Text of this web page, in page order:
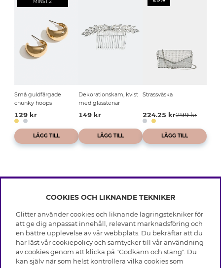
MINST 2
Små guldfärgade
chunky hoops
129 kr
LÄGG TILL
Dekorationskam, kvist
med glasstenar
149 kr
LÄGG TILL
Strassväska
224.25 kr299 kr
LÄGG TILL
INFO
Leverans
Villkor
Integritetspolicy
Cookies
Medlemsvillkor
OM GLITTER
Black Friday
Våra butiker
HJÄLP
COOKIES OCH LIKNANDE TEKNIKER
Glitter använder cookies och liknande lagringstekniker för
att ge dig anpassat innehåll, relevant marknadsföring och
en bättre upplevelse av vår webbplats. Du bekräftar att du
har läst vår cookiepolicy och samtycker till vår användning
av cookies genom att klicka på "Godkänn och stäng". Du
kan själv när som helst kontrollera vilka cookies som